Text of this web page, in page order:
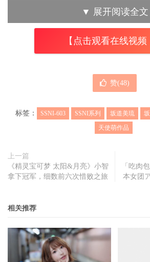
除了天使萌和坂道美琉本身就很突出的
にch1女られる360°块感MAXドリーム
过说的这么夸张，其实意思也就是天使
主动出击的角色，然后整个过程中会加
2个人的，因为数量多了反倒不知道看
吧？
▼ 展开阅读全文
【点击观看在线视频
赞(48)
标签： SSNI-603 SSNI系列 坂道美琉
天使萌作品
上一篇
《精灵宝可梦 太阳&月亮》小智
拿下冠军，细数前六次惜败之旅
「吃肉
本女团
相关推荐